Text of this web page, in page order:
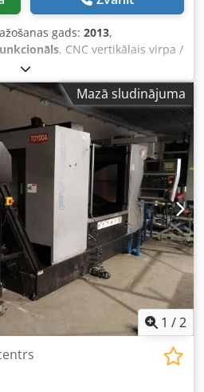
gads: 2013,
, CNC vertikālais virpa /
mašīna Ekspluatācijas
FAMAR S.r.l., Itālija
/ 3P + N + PE Pieslēgtā jauda: 90
230 V AC PLC un vispārīgas
Jā Skavu transportieris: Jā
transportēšanas sistēma: Jā
ar divām neatkarīgām
lietots, regulāri apkalpots,
Mazā sludinājuma
1 /2